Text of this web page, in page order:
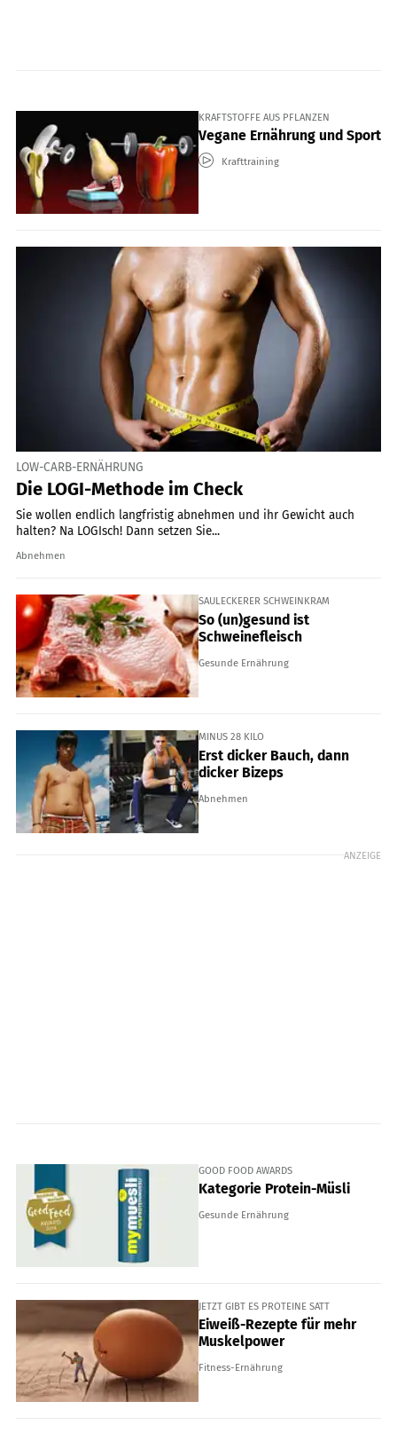
KRAFTSTOFFE AUS PFLANZEN
Vegane Ernährung und Sport
Krafttraining
LOW-CARB-ERNÄHRUNG
Die LOGI-Methode im Check
Sie wollen endlich langfristig abnehmen und ihr Gewicht auch
halten? Na LOGIsch! Dann setzen Sie...
Abnehmen
SAULECKERER SCHWEINKRAM
So (un)gesund ist
Schweinefleisch
Gesunde Ernährung
MINUS 28 KILO
Erst dicker Bauch, dann
dicker Bizeps
Abnehmen
ANZEIGE
GOOD FOOD AWARDS
Kategorie Protein-Müsli
Gesunde Ernährung
JETZT GIBT ES PROTEINE SATT
Eiweiß-Rezepte für mehr
Muskelpower
Fitness-Ernährung